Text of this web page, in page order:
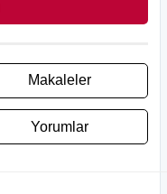
Makaleler
Yorumlar